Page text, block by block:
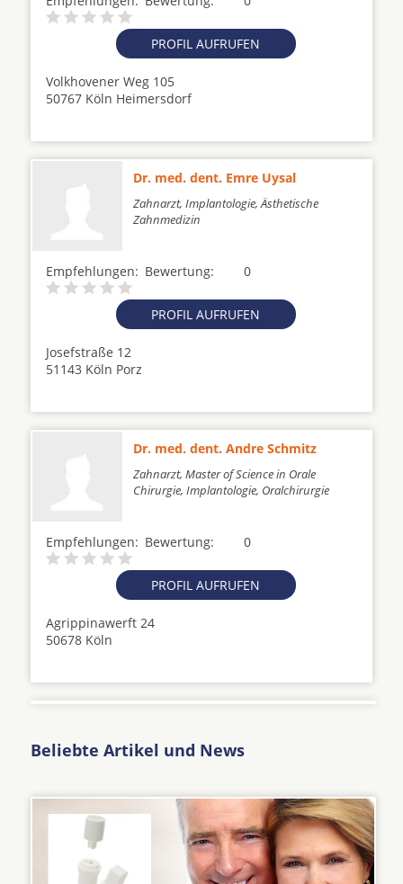
PROFIL AUFRUFEN
Volkhovener Weg 105
50767 Köln Heimersdorf
Dr. med. dent. Emre Uysal
Zahnarzt, Implantologie, Ästhetische
Zahnmedizin
Empfehlungen: 0
Bewertung:
PROFIL AUFRUFEN
Josefstraße 12
51143 Köln Porz
Dr. med. dent. Andre Schmitz
Zahnarzt, Master of Science in Orale
Chirurgie, Implantologie, Oralchirurgie
Empfehlungen: 0
Bewertung:
PROFIL AUFRUFEN
Agrippinawerft 24
50678 Köln
Beliebte Artikel und News